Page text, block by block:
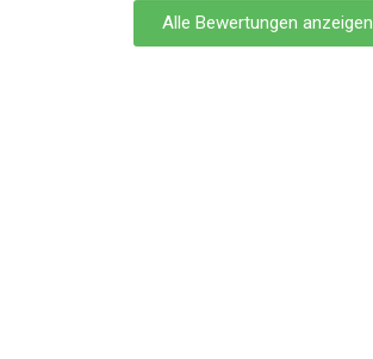
Alle Bewertungen anzeigen